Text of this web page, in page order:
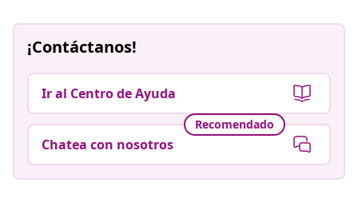
¡Contáctanos!
Ir al Centro de Ayuda
Recomendado
Chatea con nosotros